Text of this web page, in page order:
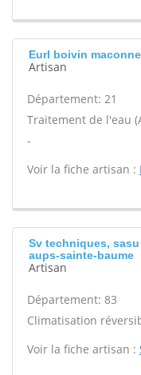
Eurl boivin
Artisan
Département: 21
Traitement de l'eau
-
Voir la fiche artisan :
Sv techniques,
aups-sainte-baume
Artisan
Département: 83
Climatisation
Voir la fiche artisan :